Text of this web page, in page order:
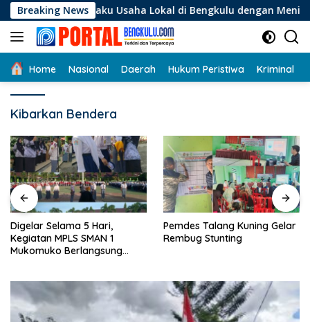
Langsung
ke
konten
Breaking News
Pelaku Usaha Lokal di Bengkulu dengan Meningkatkan
Home Nasional Daerah Hukum Peristiwa Kriminal
Kibarkan Bendera
Digelar Selama 5 Hari,
Kegiatan MPLS SMAN 1
Mukomuko Berlangsung
Pemdes Talang Kuning Gelar
Rembug Stunting